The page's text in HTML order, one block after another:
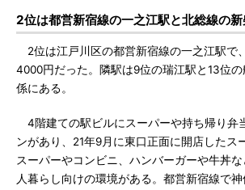
2位は都営新宿線の一之江駅と北総線の
2位は江戸川区の都営新宿線の一之江駅で
4000円だった。隣駅は9位の瑞江駅と13位
係にある。
4階建ての駅ビルにスーパーや持ち帰り弁
ンがあり、21年9月に東口正面に開店したス
スーパーやコンビニ、ハンバーガーや牛丼
人暮らし向けの環境がある。都営新宿線で